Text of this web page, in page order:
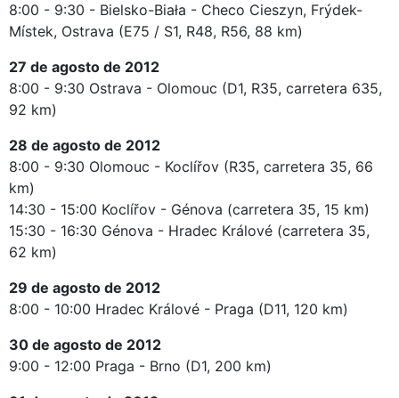
8:00 - 9:30 - Bielsko-Biała - Checo Cieszyn, Frýdek-
Místek, Ostrava (E75 / S1, R48, R56, 88 km)
27 de agosto de 2012
8:00 - 9:30 Ostrava - Olomouc (D1, R35, carretera 635,
92 km)
28 de agosto de 2012
8:00 - 9:30 Olomouc - Koclířov (R35, carretera 35, 66
km)
14:30 - 15:00 Koclířov - Génova (carretera 35, 15 km)
15:30 - 16:30 Génova - Hradec Králové (carretera 35,
62 km)
29 de agosto de 2012
8:00 - 10:00 Hradec Králové - Praga (D11, 120 km)
30 de agosto de 2012
9:00 - 12:00 Praga - Brno (D1, 200 km)